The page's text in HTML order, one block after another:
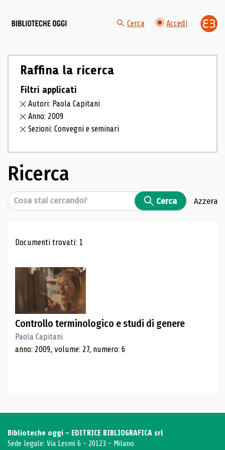
Cerca Accedi
Raffina la ricerca
Filtri applicati
Autori: Paola Capitani
Anno: 2009
Sezioni: Convegni e seminari
Ricerca
Cerca Cerca Azzera
Risultati di ricerca
Documenti trovati: 1
Controllo terminologico e studi di genere
Paola Capitani
anno: 2009, volume: 27, numero: 6
Biblioteche oggi - EDITRICE BIBLIOGRAFICA srl
Sede legale: Via Lesmi 6 - 20123 - Milano